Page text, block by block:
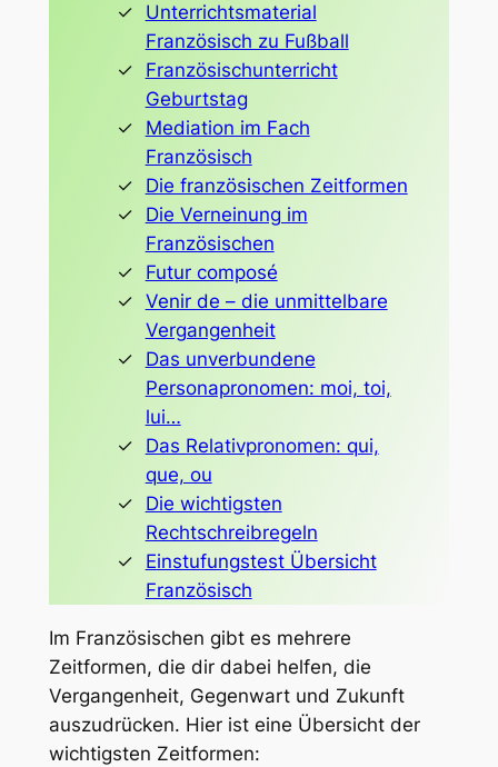
Unterrichtsmaterial
Französisch zu Fußball
Französischunterricht
Geburtstag
Mediation im Fach
Französisch
Die französischen Zeitformen
Die Verneinung im
Französischen
Futur composé
Venir de – die unmittelbare
Vergangenheit
Das unverbundene
Personapronomen: moi, toi,
lui…
Das Relativpronomen: qui,
que, ou
Die wichtigsten
Rechtschreibregeln
Einstufungstest Übersicht
Französisch
Im Französischen gibt es mehrere
Zeitformen, die dir dabei helfen, die
Vergangenheit, Gegenwart und Zukunft
auszudrücken. Hier ist eine Übersicht der
wichtigsten Zeitformen: